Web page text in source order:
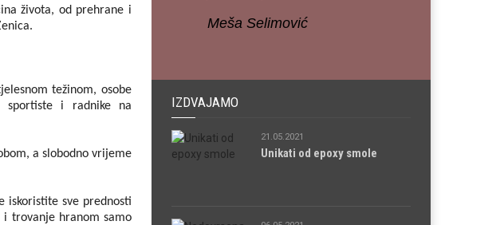
života, od prehrane i
težinom, osobe
sportiste i radnike na
a slobodno vrijeme
iskoristite sve prednosti
i trovanje hranom samo
Meša Selimović
IZDVAJAMO
21.05.2021
Unikati od epoxy smole